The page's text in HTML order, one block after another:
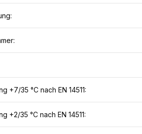
+7/35 °C nach EN 14511:
+2/35 °C nach EN 14511: